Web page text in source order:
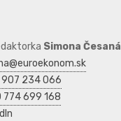
Simona Česaná
907 234 066
774 699 168